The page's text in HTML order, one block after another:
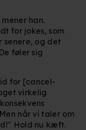
han.
for jokes, som
senere, og det
føler sig
for [cancel-
virkelig
når vi taler om
Hold nu kæft.